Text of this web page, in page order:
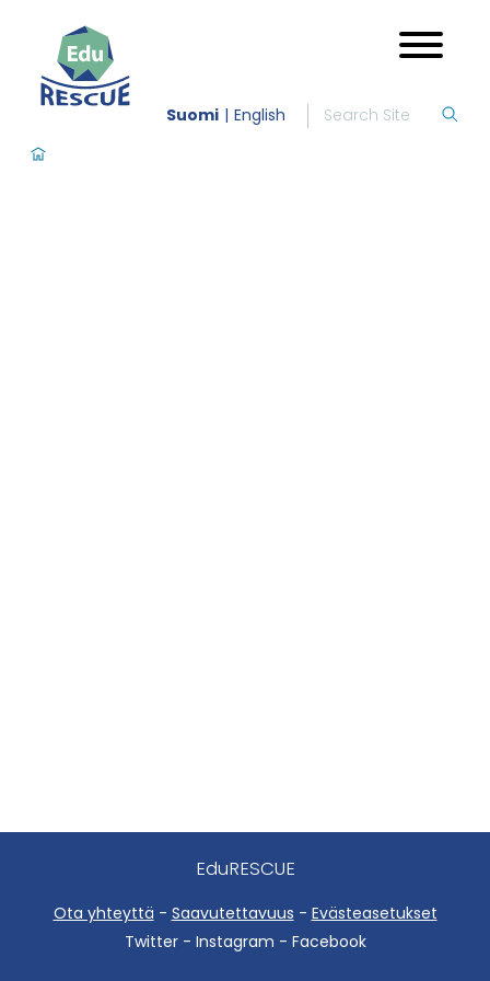
Suomi English
EduRESCUE
Ota yhteyttä - Saavutettavuus - Evästeasetukset
Twitter - Instagram - Facebook